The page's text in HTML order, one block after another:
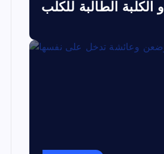
الكلبة الطالبة للكلب